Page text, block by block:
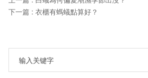
下一篇 : 衣櫃有螞蟻點算好？